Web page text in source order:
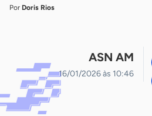
Por Doris Rios
ASN AM
16/01/2026 às 10:46